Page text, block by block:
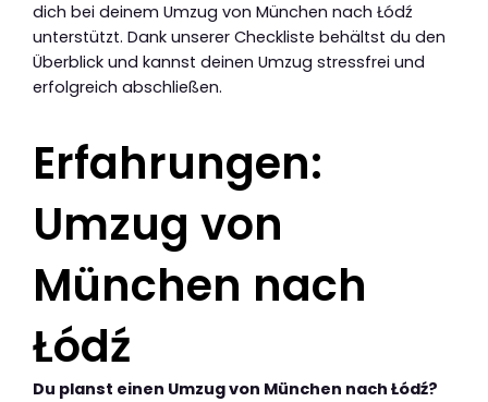
dich bei deinem Umzug von München nach Łódź
unterstützt. Dank unserer Checkliste behältst du den
Überblick und kannst deinen Umzug stressfrei und
erfolgreich abschließen.
Erfahrungen:
Umzug von
München nach
Łódź
Du planst einen Umzug von München nach Łódź?